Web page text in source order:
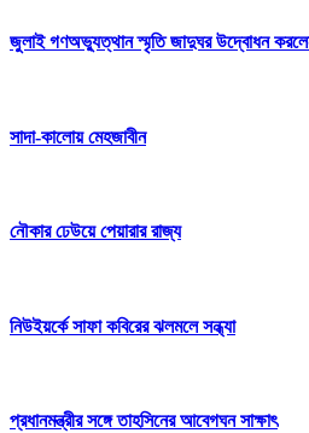
জুলাই গণঅভ্যুত্থান স্মৃতি জাদুঘর উদ্বোধন করলেন
সাদা-কালোয় মেহজাবীন
নৌকার ঢেউয়ে পেয়ারার রাজ্য
নিউইয়র্কে সাফা কবিরের ঝলমলে সন্ধ্যা
প্রধানমন্ত্রীর সঙ্গে তাহসিনের আবেগঘন সাক্ষাৎ